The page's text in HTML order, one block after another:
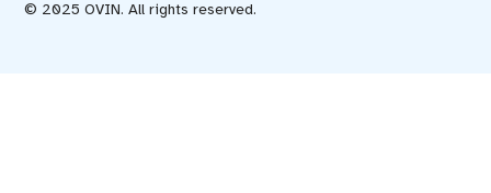
© 2025 OVIN. All rights reserved.